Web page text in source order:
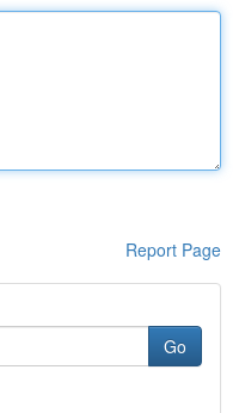
Report Page
Go